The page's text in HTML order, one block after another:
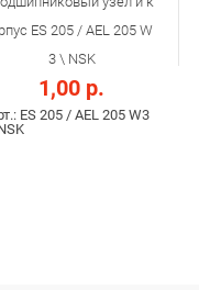
ES 205 / AEL 205 W
3 \ NSK
1,00 р.
ES 205 / AEL 205 W3